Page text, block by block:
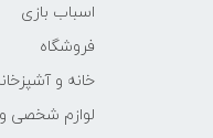
اسباب بازی
فروشگاه
خانه و
لوازم شخصی